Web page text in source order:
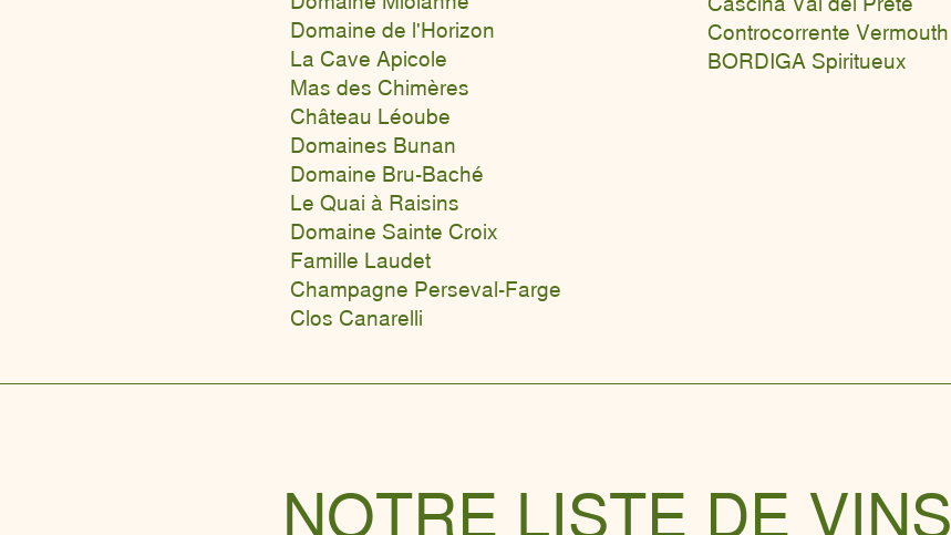
Domaine de l'Horizon
La Cave Apicole
Mas des Chimères
Château Léoube
Domaines Bunan
Domaine Bru-Baché
Le Quai à Raisins
Domaine Sainte Croix
Famille Laudet
Champagne Perseval-Farge
Clos Canarelli
Controcorrente Vermouth
BORDIGA Spiritueux
NOTRE LISTE DE VINS